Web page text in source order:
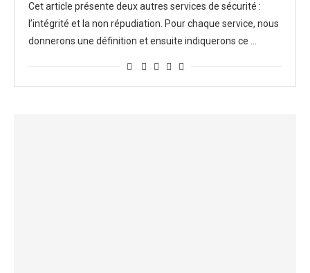
Cet article présente deux autres services de sécurité :
l’intégrité et la non répudiation. Pour chaque service, nous
donnerons une définition et ensuite indiquerons ce …